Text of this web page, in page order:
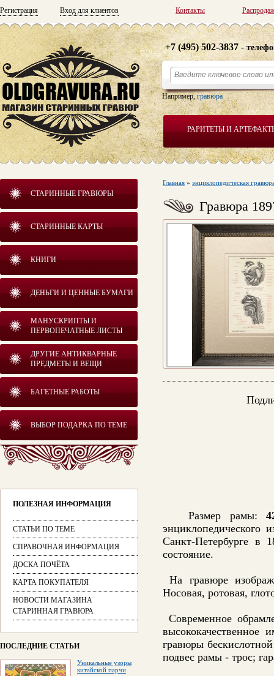
Регистрация Вход для клиентов Контакты
РАРИТЕТЫ И
+7 (495) 502-3837 -
Например,гравюра
СТАРИННЫЕ ГРАВЮРЫ
СТАРИННЫЕ КАРТЫ
КНИГИ
ДЕНЬГИ И ЦЕННЫЕ БУМАГИ
МАНУСКРИПТЫ И
ПЕРВОПЕЧАТНЫЕ ЛИСТЫ
ДРУГИЕ АНТИКВАРНЫЕ
ПРЕДМЕТЫ И ВЕЩИ
БАГЕТНЫЕ РАБОТЫ
ВЫБОР ПОДАРКА ПО ТЕМЕ
ПОЛЕЗНАЯ ИНФОРМАЦИЯ
СТАТЬИ ПО ТЕМЕ
СПРАВОЧНАЯ ИНФОРМАЦИЯ
ДОСКА ПОЧЁТА
КАРТА ПОКУПАТЕЛЯ
НОВОСТИ МАГАЗИНА
СТАРИННАЯ ГРАВЮРА
ПОСЛЕДНИЕ СТАТЬИ
Уникальные узоры
китайской парчи
Главная » энциклопедическая
Гравюра
Размер рамы:
энциклопедического
Санкт-Петербурге в
состояние.
На гравюре
Носовая, ротовая,
Современное
высококачественное
гравюры
подвес рамы - трос;